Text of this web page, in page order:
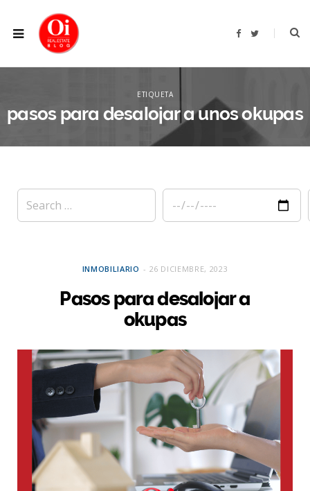
F
b
T
t
ETIQUETA
pasos para desalojar a unos okupas
INMOBILIARIO 26 DICIEMBRE, 2023
Pasos para desalojar a
okupas